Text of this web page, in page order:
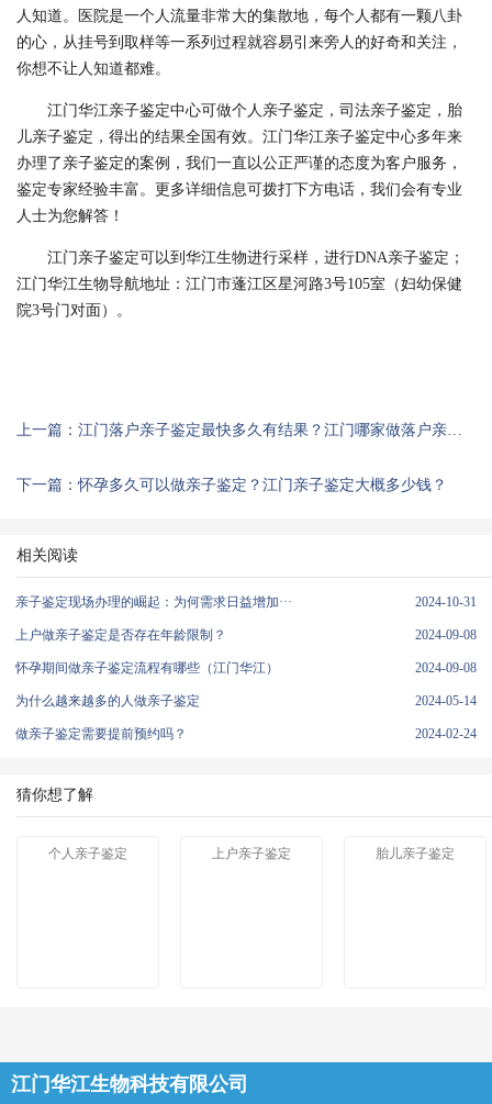
人知道。医院是一个人流量非常大的集散地，每个人都有一颗八卦
的心，从挂号到取样等一系列过程就容易引来旁人的好奇和关注，
你想不让人知道都难。
江门华江亲子鉴定中心可做个人亲子鉴定，司法亲子鉴定，胎
儿亲子鉴定，得出的结果全国有效。江门华江亲子鉴定中心多年来
办理了亲子鉴定的案例，我们一直以公正严谨的态度为客户服务，
鉴定专家经验丰富。更多详细信息可拨打下方电话，我们会有专业
人士为您解答！
江门亲子鉴定可以到华江生物进行采样，进行DNA亲子鉴定；
江门华江生物导航地址：江门市蓬江区星河路3号105室（妇幼保健
院3号门对面）。
上一篇：江门落户亲子鉴定最快多久有结果？江门哪家做落户亲子鉴定靠谱？
下一篇：怀孕多久可以做亲子鉴定？江门亲子鉴定大概多少钱？
相关阅读
亲子鉴定现场办理的崛起：为何需求日益增加··· 2024-10-31
上户做亲子鉴定是否存在年龄限制？ 2024-09-08
怀孕期间做亲子鉴定流程有哪些（江门华江） 2024-09-08
为什么越来越多的人做亲子鉴定 2024-05-14
做亲子鉴定需要提前预约吗？ 2024-02-24
猜你想了解
个人亲子鉴定 上户亲子鉴定 胎儿亲子鉴定
江门华江生物科技有限公司